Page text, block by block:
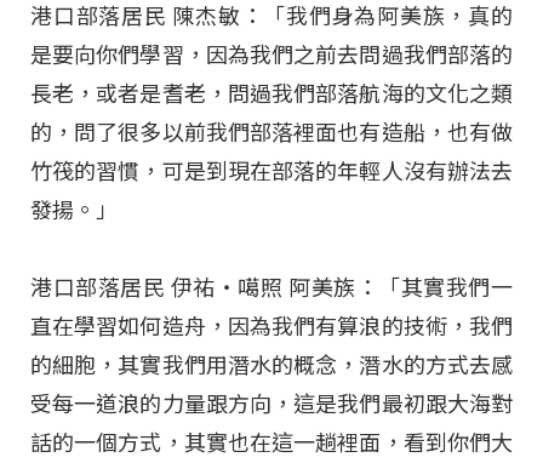
港口部落居民 陳杰敏：「我們身為阿美族，真的
是要向你們學習，因為我們之前去問過我們部落的
長老，或者是耆老，問過我們部落航海的文化之類
的，問了很多以前我們部落裡面也有造船，也有做
竹筏的習慣，可是到現在部落的年輕人沒有辦法去
發揚。」
港口部落居民 伊祐‧噶照 阿美族：「其實我們一
直在學習如何造舟，因為我們有算浪的技術，我們
的細胞，其實我們用潛水的概念，潛水的方式去感
受每一道浪的力量跟方向，這是我們最初跟大海對
話的一個方式，其實也在這一趟裡面，看到你們大